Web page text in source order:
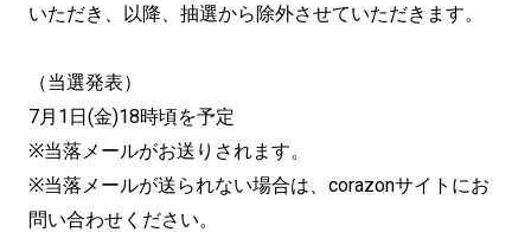
いただき、以降、抽選から除外させていただきます。
（当選発表）
7月1日(金)18時頃を予定
※当落メールがお送りされます。
※当落メールが送られない場合は、corazonサイトにお
問い合わせください。